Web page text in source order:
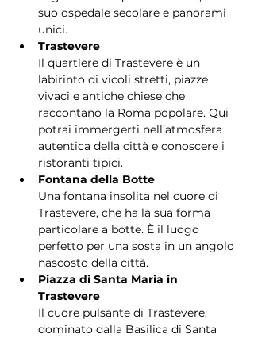
suo ospedale secolare e panorami
unici.
Trastevere
Il quartiere di Trastevere è un
labirinto di vicoli stretti, piazze
vivaci e antiche chiese che
raccontano la Roma popolare. Qui
potrai immergerti nell’atmosfera
autentica della città e conoscere i
ristoranti tipici.
Fontana della Botte
Una fontana insolita nel cuore di
Trastevere, che ha la sua forma
particolare a botte. È il luogo
perfetto per una sosta in un angolo
nascosto della città.
Piazza di Santa Maria in
Trastevere
Il cuore pulsante di Trastevere,
dominato dalla Basilica di Santa